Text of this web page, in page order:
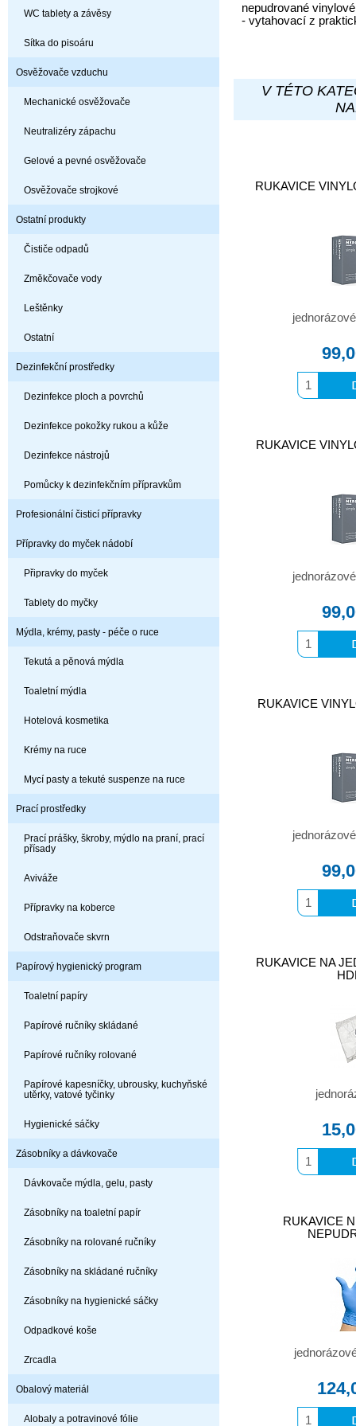
WC tablety a závěsy
Sítka do pisoáru
Osvěžovače vzduchu
Mechanické osvěžovače
Neutralizéry zápachu
Gelové a pevné osvěžovače
Osvěžovače strojkové
Ostatní produkty
Čističe odpadů
Změkčovače vody
Leštěnky
Ostatní
Dezinfekční prostředky
Dezinfekce ploch a povrchů
Dezinfekce pokožky rukou a kůže
Dezinfekce nástrojů
Pomůcky k dezinfekčním přípravkům
Profesionální čisticí přípravky
Přípravky do myček nádobí
Připravky do myček
Tablety do myčky
Mýdla, krémy, pasty - péče o ruce
Tekutá a pěnová mýdla
Toaletní mýdla
Hotelová kosmetika
Krémy na ruce
Mycí pasty a tekuté suspenze na ruce
Prací prostředky
Prací prášky, škroby, mýdlo na praní, prací
přísady
Aviváže
Přípravky na koberce
Odstraňovače skvrn
Papírový hygienický program
Toaletní papíry
Papírové ručníky skládané
Papírové ručníky rolované
Papírové kapesníčky, ubrousky, kuchyňské
utěrky, vatové tyčinky
Hygienické sáčky
Zásobníky a dávkovače
Dávkovače mýdla, gelu, pasty
Zásobníky na toaletní papír
Zásobníky na rolované ručníky
Zásobníky na skládané ručníky
Zásobníky na hygienické sáčky
Odpadkové koše
Zrcadla
Obalový materiál
Alobaly a potravinové fólie
nepudrované
- vytahovací z
V TÉTO
RUKAVICE
RUKAVICE
RUKAVICE
RUKAVICE NA
RUKAVICE